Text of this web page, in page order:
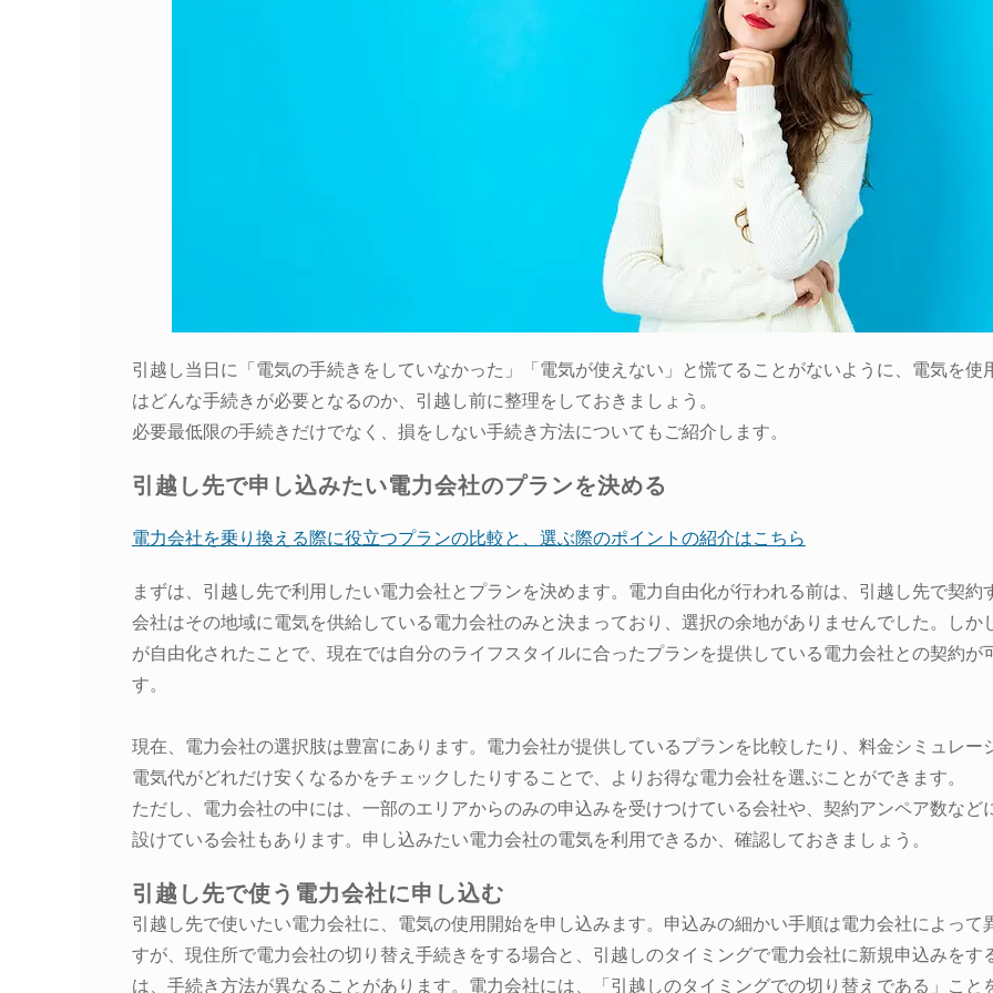
引越し当日に「電気の手続きをしていなかった」「電気が使えない」と慌てることがないように、電気を使
はどんな手続きが必要となるのか、引越し前に整理をしておきましょう。
必要最低限の手続きだけでなく、損をしない手続き方法についてもご紹介します。
引越し先で申し込みたい電力会社のプランを決める
電力会社を乗り換える際に役立つプランの比較と、選ぶ際のポイントの紹介はこちら
まずは、引越し先で利用したい電力会社とプランを決めます。電力自由化が行われる前は、引越し先で契約
会社はその地域に電気を供給している電力会社のみと決まっており、選択の余地がありませんでした。しか
が自由化されたことで、現在では自分のライフスタイルに合ったプランを提供している電力会社との契約が
す。
現在、電力会社の選択肢は豊富にあります。電力会社が提供しているプランを比較したり、料金シミュレー
電気代がどれだけ安くなるかをチェックしたりすることで、よりお得な電力会社を選ぶことができます。
ただし、電力会社の中には、一部のエリアからのみの申込みを受けつけている会社や、契約アンペア数など
設けている会社もあります。申し込みたい電力会社の電気を利用できるか、確認しておきましょう。
引越し先で使う電力会社に申し込む
引越し先で使いたい電力会社に、電気の使用開始を申し込みます。申込みの細かい手順は電力会社によって
すが、現住所で電力会社の切り替え手続きをする場合と、引越しのタイミングで電力会社に新規申込みをす
は、手続き方法が異なることがあります。電力会社には、「引越しのタイミングでの切り替えである」こと